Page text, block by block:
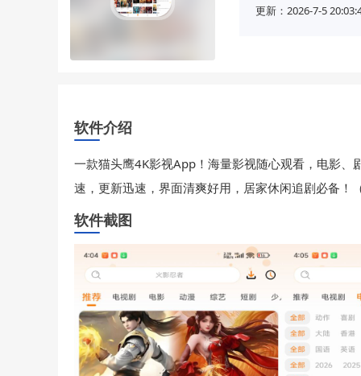
更新：2026-7-5
软件介绍
一款猫头鹰4K影视App！海量影视随心观看，电影
速，更新迅速，界面清爽好用，居家休闲追剧必备！
软件截图